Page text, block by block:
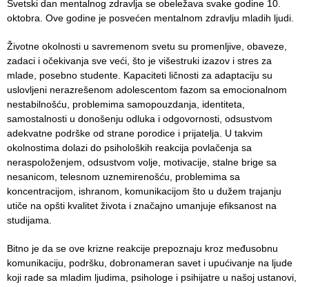
Svetski dan mentalnog zdravlja se obeležava svake godine 10.
oktobra. Ove godine je posvećen mentalnom zdravlju mladih ljudi.
Životne okolnosti u savremenom svetu su promenljive, obaveze,
zadaci i očekivanja sve veći, što je višestruki izazov i stres za
mlade, posebno studente. Kapaciteti ličnosti za adaptaciju su
uslovljeni nerazrešenom adolescentom fazom sa emocionalnom
nestabilnošću, problemima samopouzdanja, identiteta,
samostalnosti u donošenju odluka i odgovornosti, odsustvom
adekvatne podrške od strane porodice i prijatelja. U takvim
okolnostima dolazi do psiholoških reakcija povlačenja sa
neraspoloženjem, odsustvom volje, motivacije, stalne brige sa
nesanicom, telesnom uznemirenošću, problemima sa
koncentracijom, ishranom, komunikacijom što u dužem trajanju
utiče na opšti kvalitet života i značajno umanjuje efiksanost na
studijama.
Bitno je da se ove krizne reakcije prepoznaju kroz međusobnu
komunikaciju, podršku, dobronameran savet i upućivanje na ljude
koji rade sa mladim ljudima, psihologe i psihijatre u našoj ustanovi,
for
Specialist
Department
for
Healthcare
promotion
and
prevention
Department
for Medical
diagnostics
Stacionar
Department
of
Informatics